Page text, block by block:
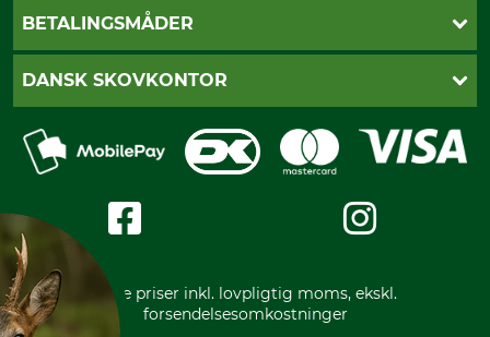
Cookie-indstillinger
Betalingsmåder
Privatlivspolitik
Handelsbetingelser
Impressum
Gratis returlabel
BETALINGSMÅDER
Dankort
Mobile Pay
Kreditkort
DANSK SKOVKONTOR
Karriere
Messe datoer
Om os
International
* Alle priser inkl. lovpligtig moms, ekskl.
forsendelsesomkostninger